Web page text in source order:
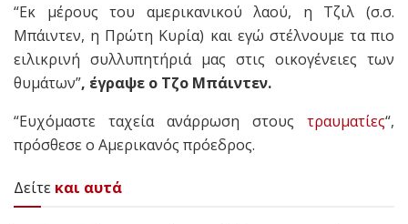
“Εκ μέρους του αμερικανικού λαού, η Τζιλ (σ.σ.
Μπάιντεν, η Πρώτη Κυρία) και εγώ στέλνουμε τα πιο
ειλικρινή συλλυπητήριά μας στις οικογένειες των
θυμάτων”, έγραψε ο Τζο Μπάιντεν.
“Ευχόμαστε ταχεία ανάρρωση στους τραυματίες“,
πρόσθεσε ο Αμερικανός πρόεδρος.
Δείτε και αυτά